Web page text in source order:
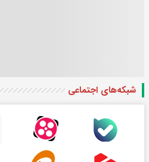
شبکه‌های اجتماعی